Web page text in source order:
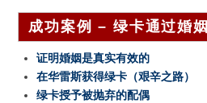
成功案例 – 绿卡通过婚姻
证明婚姻是真实有效的
在华雷斯获得绿卡（艰辛之路）
绿卡授予被抛弃的配偶